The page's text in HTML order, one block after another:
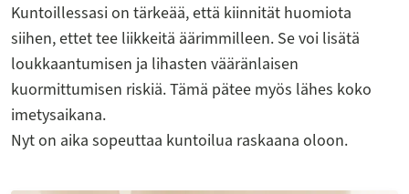
Kuntoillessasi on tärkeää, että kiinnität huomiota
siihen, ettet tee liikkeitä äärimmilleen. Se voi lisätä
loukkaantumisen ja lihasten vääränlaisen
kuormittumisen riskiä. Tämä pätee myös lähes koko
imetysaikana.
Nyt on aika sopeuttaa kuntoilua raskaana oloon.